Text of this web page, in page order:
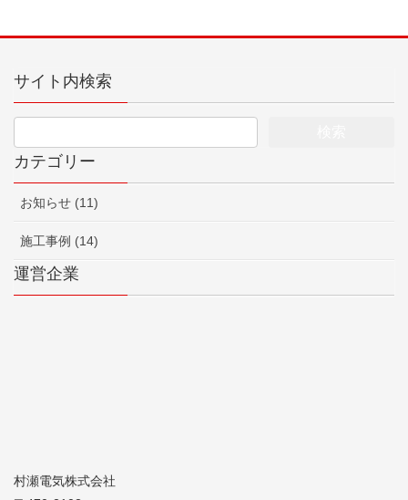
サイト内検索
カテゴリー
お知らせ (11)
施工事例 (14)
運営企業
村瀬電気株式会社